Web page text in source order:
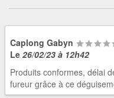
Caplong Gabyn
Le 26/02/23 à 12h42
Produits conformes, délai
fureur grâce à ce